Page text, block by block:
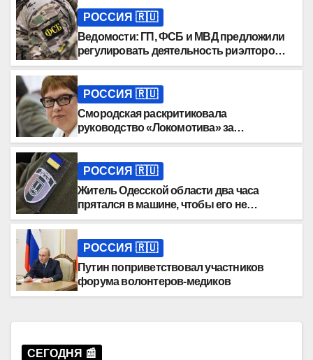
РОССИЯ 🇷🇺
Ведомости: ГП, ФСБ и МВД предложили
регулировать деятельность риэлторов в
РФ
РОССИЯ 🇷🇺
Смородская раскритиковала
руководство «Локомотива» за
отсутствие инвестиций
РОССИЯ 🇷🇺
Житель Одесской области два часа
прятался в машине, чтобы его не
мобилизовали
РОССИЯ 🇷🇺
Путин поприветствовал участников
форума волонтеров-медиков
СЕГОДНЯ 📰